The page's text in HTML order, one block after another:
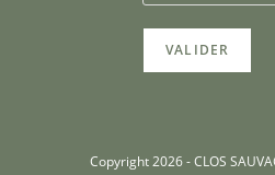
Copyright 2026 - CLOS